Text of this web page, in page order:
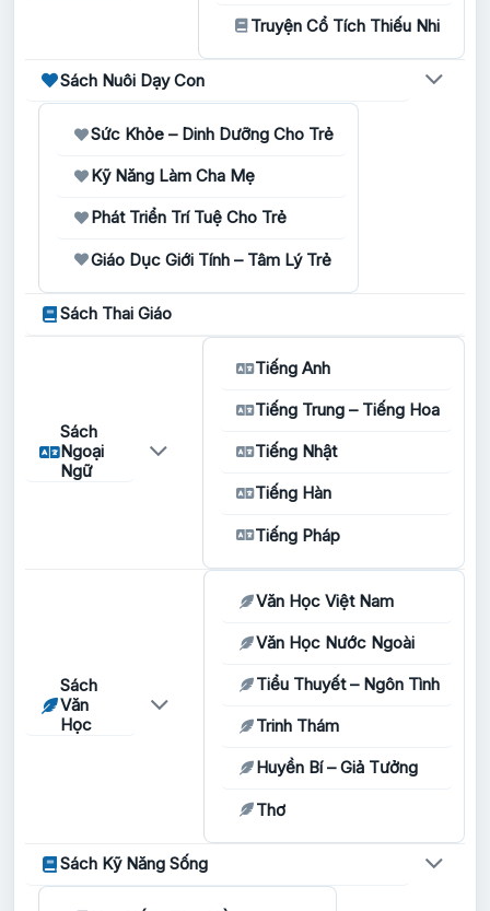
Truyện Cổ Tích Thiếu Nhi
Sách Nuôi Dạy Con
Sức Khỏe – Dinh Dưỡng Cho Trẻ
Kỹ Năng Làm Cha Mẹ
Phát Triển Trí Tuệ Cho Trẻ
Giáo Dục Giới Tính – Tâm Lý Trẻ
Sách Thai Giáo
Sách
Ngoại
Ngữ
Tiếng Anh
Tiếng Trung – Tiếng Hoa
Tiếng Nhật
Tiếng Hàn
Tiếng Pháp
Sách
Văn
Học
Văn Học Việt Nam
Văn Học Nước Ngoài
Tiểu Thuyết – Ngôn Tình
Trinh Thám
Huyền Bí – Giả Tưởng
Thơ
Sách Kỹ Năng Sống